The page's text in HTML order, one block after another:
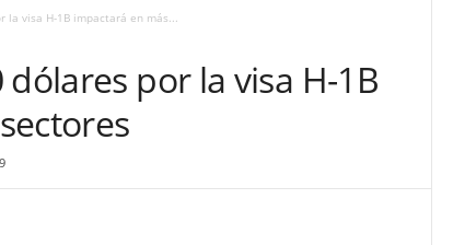
la visa H-1B impactará en más...
dólares por la visa H-1B